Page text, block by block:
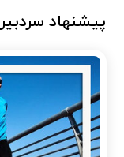
پیشنهاد سردبیر